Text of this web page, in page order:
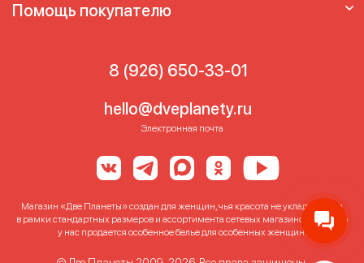
послеродовый Лифчик для кормления
Помощь покупателю
8 (926) 650-33-01
hello@dveplanety.ru
Электронная почта
Магазин «Две Планеты» создан для женщин, чья красота не укладывается
в рамки стандартных размеров и ассортимента сетевых магазинов. Именно
у нас продается особенное белье для особенных женщин!